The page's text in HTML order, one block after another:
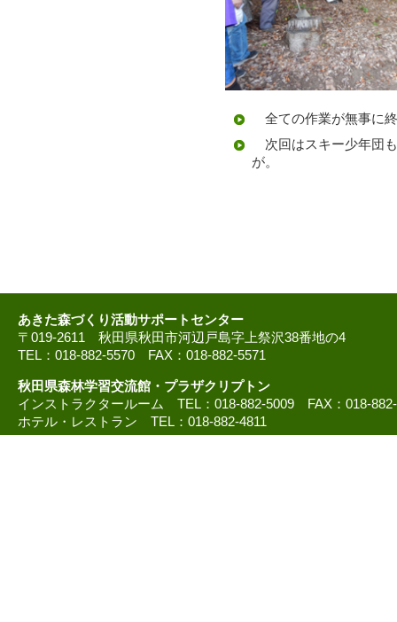
全ての作業が無事に
次回はスキー少年団
が。
あきた森づくり活動サポートセンター
〒019-2611 秋田県秋田市河辺戸島字上祭沢38番地の4
TEL：018-882-5570 FAX：018-882-5571
秋田県森林学習交流館・プラザクリプトン
インストラクタールーム TEL：018-882-5009 FAX：018-
ホテル・レストラン TEL：018-882-4811